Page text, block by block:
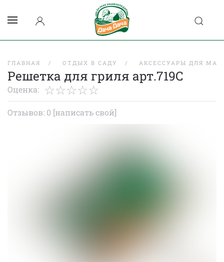
ГЛАВНАЯ ОТДЫХ В САДУ АКСЕССУАРЫ ДЛЯ
Решетка для гриля арт.719С
Оценка:
Отзывов: 0 [написать свой]